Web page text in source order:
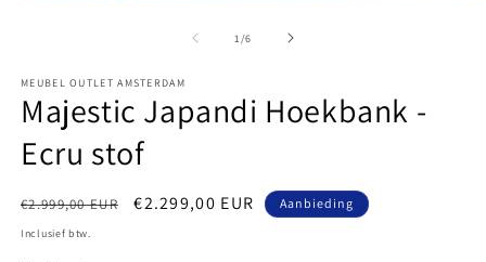
1 /van
6
MEUBEL OUTLET AMSTERDAM
Majestic Japandi Hoekbank -
Ecru stof
Normale
prijs
€2.999,00 EUR Aanbiedingsprijs
€2.299,00 EUR Aanbieding
Inclusief btw.